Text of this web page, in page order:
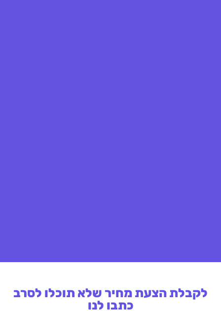
לקבלת הצעת מחיר שלא תוכלו לסרב
כתבו לנו